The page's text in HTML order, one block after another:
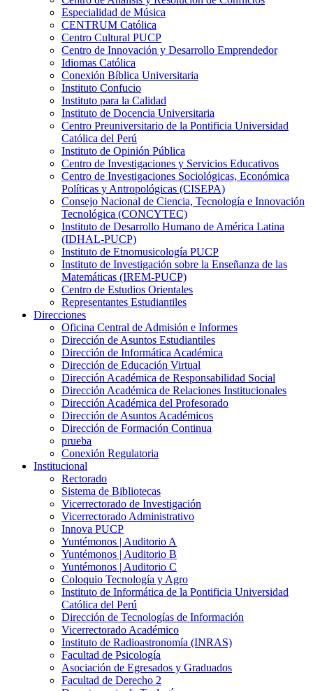
Especialidad de Música
CENTRUM Católica
Centro Cultural PUCP
Centro de Innovación y Desarrollo Emprendedor
Idiomas Católica
Conexión Bíblica Universitaria
Instituto Confucio
Instituto para la Calidad
Instituto de Docencia Universitaria
Centro Preuniversitario de la Pontificia Universidad
Católica del Perú
Instituto de Opinión Pública
Centro de Investigaciones y Servicios Educativos
Centro de Investigaciones Sociológicas, Económica
Políticas y Antropológicas (CISEPA)
Consejo Nacional de Ciencia, Tecnología e Innovación
Tecnológica (CONCYTEC)
Instituto de Desarrollo Humano de América Latina
(IDHAL-PUCP)
Instituto de Etnomusicología PUCP
Instituto de Investigación sobre la Enseñanza de las
Matemáticas (IREM-PUCP)
Centro de Estudios Orientales
Representantes Estudiantiles
Direcciones
Oficina Central de Admisión e Informes
Dirección de Asuntos Estudiantiles
Dirección de Informática Académica
Dirección de Educación Virtual
Dirección Académica de Responsabilidad Social
Dirección Académica de Relaciones Institucionales
Dirección Académica del Profesorado
Dirección de Asuntos Académicos
Dirección de Formación Continua
prueba
Conexión Regulatoria
Institucional
Rectorado
Sistema de Bibliotecas
Vicerrectorado de Investigación
Vicerrectorado Administrativo
Innova PUCP
Yuntémonos | Auditorio A
Yuntémonos | Auditorio B
Yuntémonos | Auditorio C
Coloquio Tecnología y Agro
Instituto de Informática de la Pontificia Universidad
Católica del Perú
Dirección de Tecnologías de Información
Vicerrectorado Académico
Instituto de Radioastronomía (INRAS)
Facultad de Psicología
Asociación de Egresados y Graduados
Facultad de Derecho 2